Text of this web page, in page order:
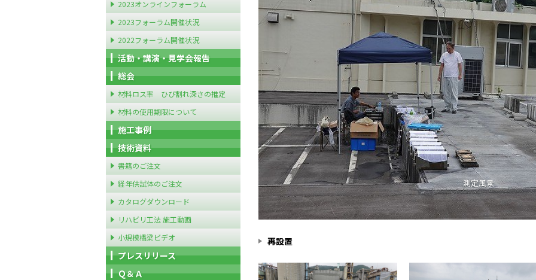
測定風景 山本氏(井上建設) と 峯松
再設置
2023オンラインフォーラム
2023フォーラム開催状況
2022フォーラム開催状況
活動・講演・見学会報告
総会
材料ロス率 ひび割れ深さの推定
材料の使用期限について
施工事例
技術資料
書籍のご注文
経年供試体のご注文
カタログダウンロード
リハビリ工法 施工動画
小規模橋梁ビデオ
プレスリリース
Ｑ＆Ａ